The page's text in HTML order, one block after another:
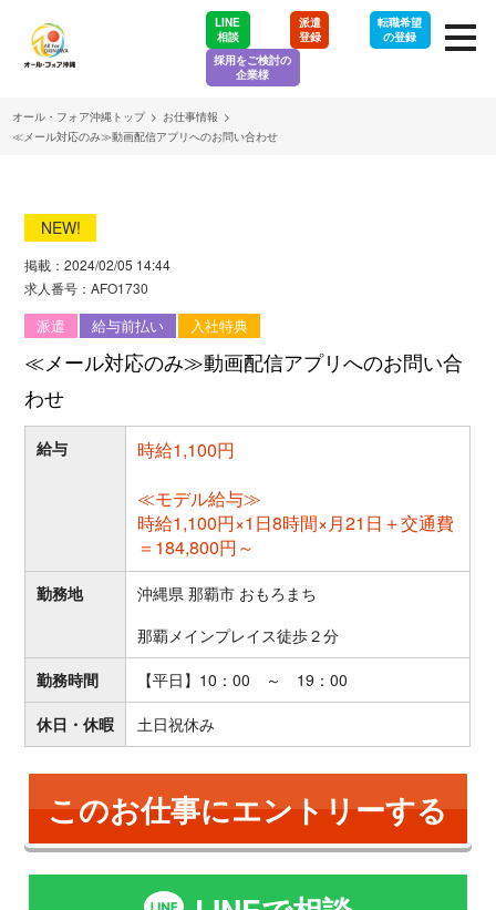
LINE
相談
派遣
登録
転職希望
の登録
採用をご検討の
企業様
オール・フォア沖縄トップ > お仕事情報 >
≪メール対応のみ≫動画配信アプリへのお問い合わせ
NEW!
掲載：2024/02/05 14:44
求人番号：AFO1730
派遣 給与前払い 入社特典
≪メール対応のみ≫動画配信アプリへのお問い合
わせ
給与
時給1,100円
≪モデル給与≫
時給1,100円×1日8時間×月21日＋交通費
＝184,800円～
勤務地
沖縄県 那覇市 おもろまち
那覇メインプレイス徒歩２分
勤務時間
【平日】10：00 ～ 19：00
休日・休暇
土日祝休み
このお仕事にエントリーする